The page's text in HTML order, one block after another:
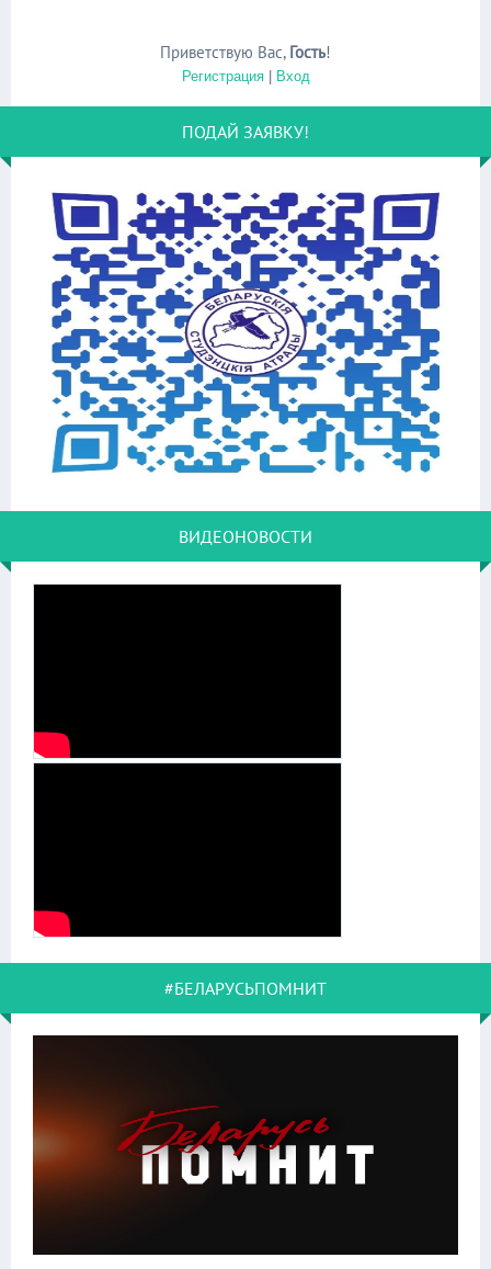
Приветствую Вас, Гость!
Регистрация| Вход
ПОДАЙ ЗАЯВКУ!
ВИДЕОНОВОСТИ
#БЕЛАРУСЬПОМНИТ